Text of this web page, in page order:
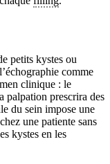
petits kystes ou
comme
clinique : le
palpation prescrira des
du sein impose une
une patiente sans
kystes en les